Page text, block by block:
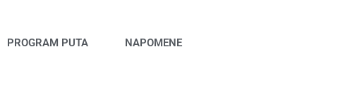
PROGRAM PUTA NAPOMENE